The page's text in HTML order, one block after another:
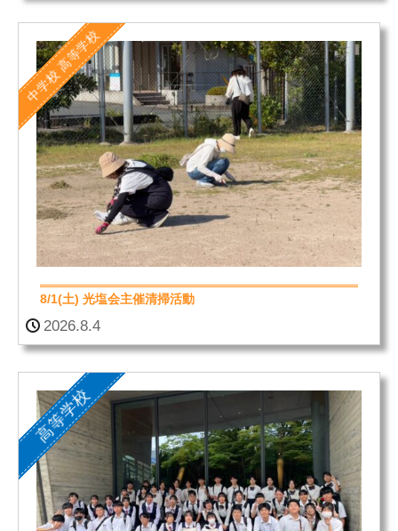
中学校
高等学校
8/1(土) 光塩会主催清掃活動
2026.8.4
高等学校